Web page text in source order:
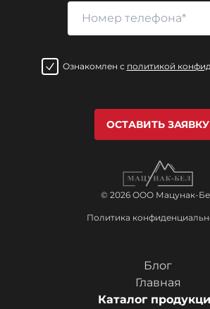
Ознакомлен с политикой
ОСТАВИТЬ ЗАЯВКУ
© 2026 ООО Мацунак-
Политика
Блог
Главная
Каталог